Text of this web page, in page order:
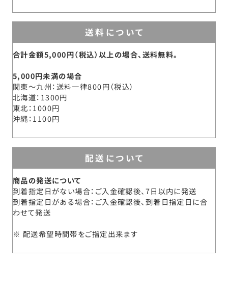
送料について
合計金額5,000円（税込）以上の場合、送料無料。
5,000円未満の場合
関東～九州 送料一律800円（税込）
北海道 1300円
東北 1000円
沖縄 1100円
配送について
商品の発送について
到着指定日がない場合：ご入金確認後、7日以内に発送
到着指定日がある場合：ご入金確認後、到着日指定日に合
わせて発送
配送希望時間帯をご指定出来ます